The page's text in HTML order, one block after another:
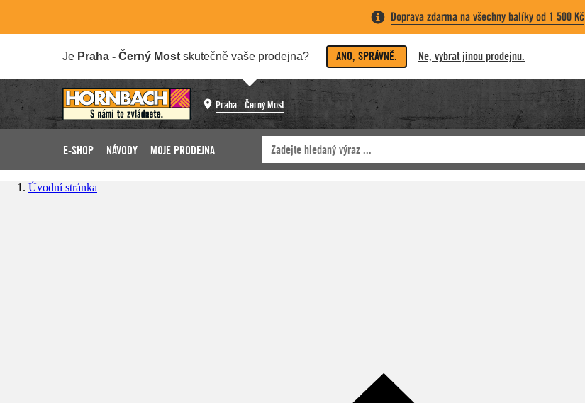
Doprava zdarma na všechny balíky od 1 500 Kč
Je Praha - Černý Most skutečně vaše prodejna? ANO, SPRÁVNĚ. Ne, vybrat jinou prodejnu.
Praha - Černý Most
E-SHOP NÁVODY MOJE PRODEJNA
Úvodní stránka